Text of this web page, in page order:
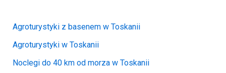
Agroturystyki z basenem w Toskanii
Agroturystyki w Toskanii
Noclegi do 40 km od morza w Toskanii